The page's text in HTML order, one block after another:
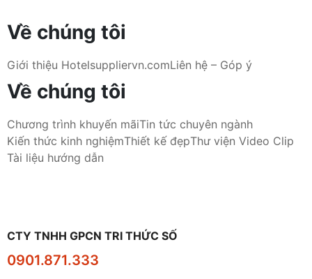
Về chúng tôi
Giới thiệu Hotelsuppliervn.comLiên hệ – Góp ý
Về chúng tôi
Chương trình khuyến mãiTin tức chuyên ngành
Kiến thức kinh nghiệmThiết kế đẹpThư viện Video Clip
Tài liệu hướng dẫn
CTY TNHH GPCN TRI THỨC SỐ
0901.871.333